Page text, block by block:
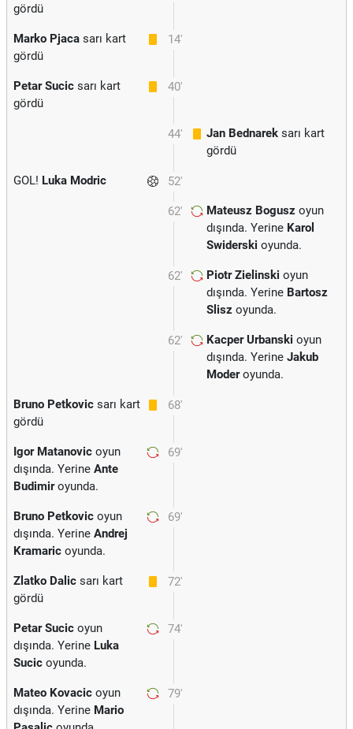
gördü
14'
Marko Pjaca sarı kart
gördü
40'
Petar Sucic sarı kart
gördü
44' Jan Bednarek sarı kart
gördü
52'
GOL! Luka Modric
62' Mateusz Bogusz oyun
dışında. Yerine Karol
Swiderski oyunda.
62' Piotr Zielinski oyun
dışında. Yerine Bartosz
Slisz oyunda.
62' Kacper Urbanski oyun
dışında. Yerine Jakub
Moderoyunda.
68'
Bruno Petkovic sarı kart
gördü
69'
Igor Matanovic oyun
dışında. Yerine Ante
Budimiroyunda.
69'
Bruno Petkovic oyun
dışında. Yerine Andrej
Kramaric oyunda.
72'
Zlatko Dalic sarı kart
gördü
74'
Petar Sucic oyun
dışında. Yerine Luka
Sucic oyunda.
79'
Mateo Kovacic oyun
dışında. Yerine Mario